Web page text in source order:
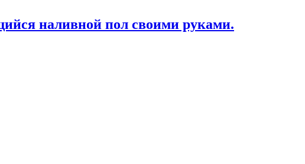
наливной пол своими руками.